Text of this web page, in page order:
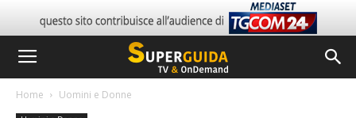
Home Uomini e Donne